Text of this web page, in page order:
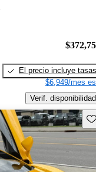
El precio incluye tasas
$6,949/mes
Verif. disponibilidad